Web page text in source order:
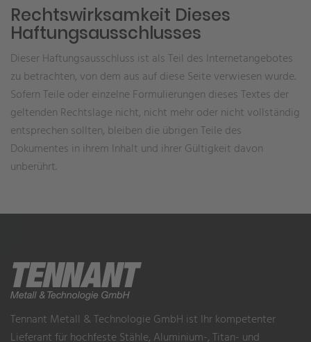
Rechtswirksamkeit Dieses
Haftungsausschlusses
Dieser Haftungsausschluss ist als Teil des Internetangebotes
zu betrachten, von dem aus auf diese Seite verwiesen wurde.
Sofern Teile oder einzelne Formulierungen dieses Textes der
geltenden Rechtslage nicht, nicht mehr oder nicht vollständig
entsprechen sollten, bleiben die übrigen Teile des
Dokumentes in ihrem Inhalt und ihrer Gültigkeit davon
unberührt.
Tennant Metall & Technologie GmbH ist Ihr kompetenter
Lieferant für hochfeste Stähle, Aluminium-, Titan- und